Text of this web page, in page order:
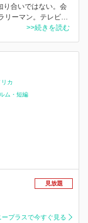
り合いではない。会
リーマン。テレビ…
>>続きを読む
リカ
ム・短編
見放題
ープラスで今すぐ見る